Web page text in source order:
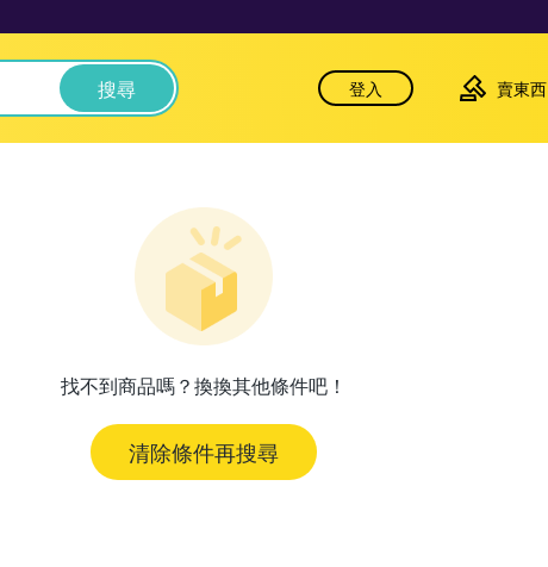
搜尋 登入 賣東西
找不到商品嗎？換換其他條件吧！
清除條件再搜尋